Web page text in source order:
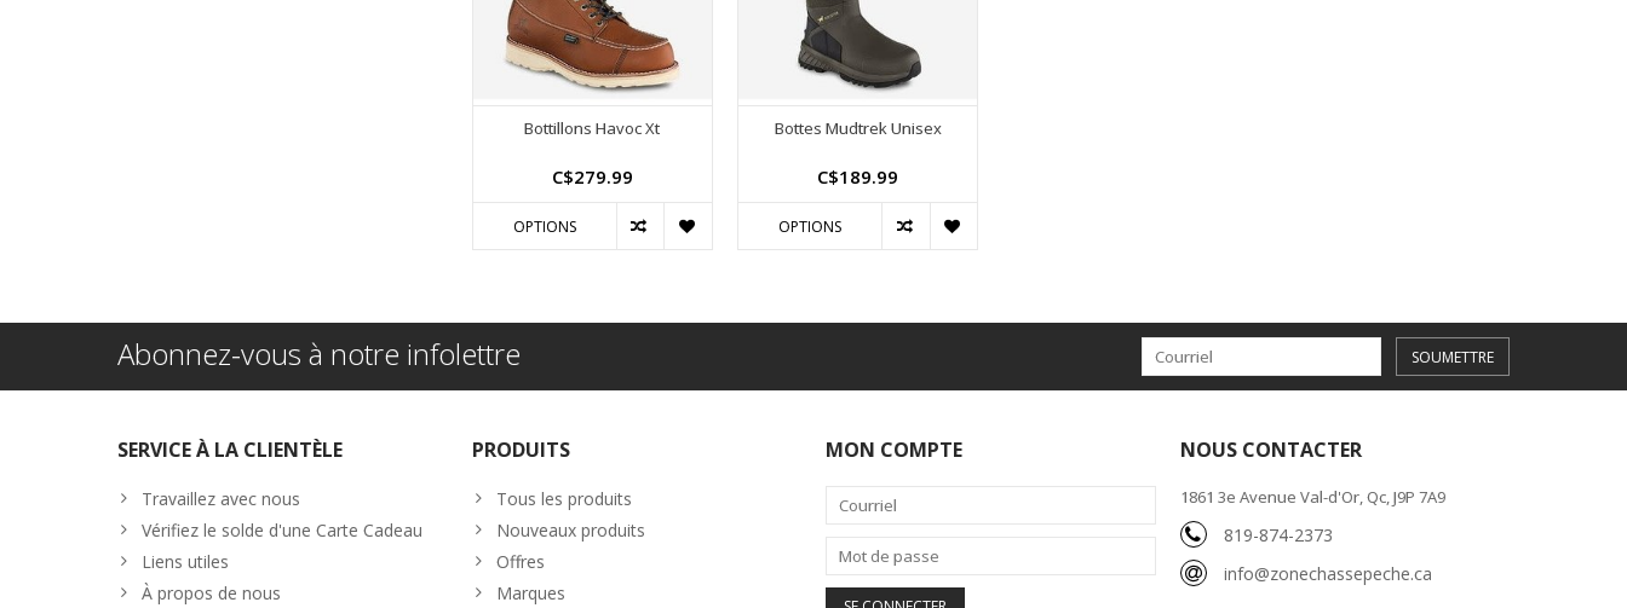
Bottillons Havoc Xt
C$279.99
OPTIONS
Bottes Mudtrek Unisex
C$189.99
OPTIONS
Abonnez-vous à notre infolettre SOUMETTRE
SERVICE À LA CLIENTÈLE
Travaillez avec nous
Vérifiez le solde d'une Carte Cadeau
Liens utiles
À propos de nous
PRODUITS
Tous les produits
Nouveaux produits
Offres
Marques
MON COMPTE NOUS CONTACTER
1861 3e Avenue Val-d'Or, Qc, J9P 7A9
819-874-2373
info@zonechassepeche.ca